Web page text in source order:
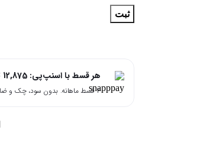
ثبت
هر قسط با اسنپ‌پی: 12,875
۴ قسط ماهانه. بدون سود، چک و ضامن.